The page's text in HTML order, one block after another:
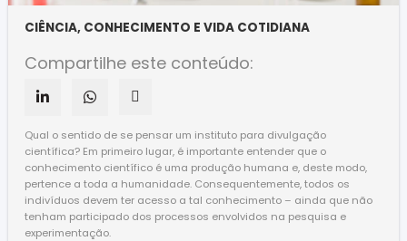
CIÊNCIA, CONHECIMENTO E VIDA COTIDIANA
Compartilhe este conteúdo:
Qual o sentido de se pensar um instituto para divulgação
científica? Em primeiro lugar, é importante entender que o
conhecimento científico é uma produção humana e, deste modo,
pertence a toda a humanidade. Consequentemente, todos os
indivíduos devem ter acesso a tal conhecimento – ainda que não
tenham participado dos processos envolvidos na pesquisa e
experimentação.